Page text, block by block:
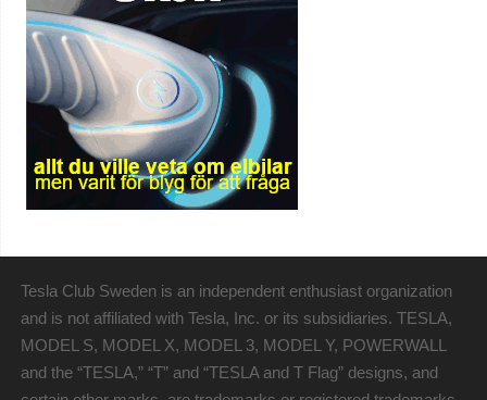
Tesla Club Sweden is an independent enthusiast organization
and is not affiliated with Tesla, Inc. or its subsidiaries. TESLA,
MODEL S, MODEL X, MODEL 3, MODEL Y, POWERWALL
and the “TESLA,” “T” and “TESLA and T Flag” designs, and